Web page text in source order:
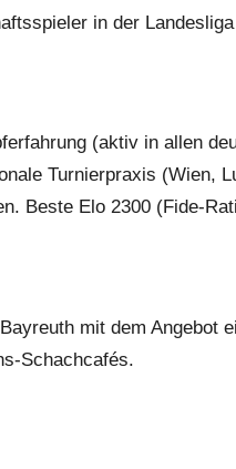
in der
(aktiv in allen
Turnierpraxis (Wien,
Beste Elo 2300 (Fide-
mit dem Angebot
Schachcafés.